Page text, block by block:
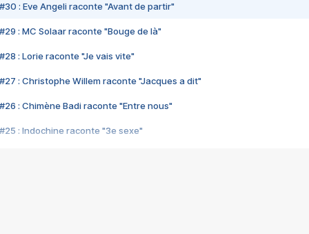
#30 : Eve Angeli raconte "Avant de partir"
#29 : MC Solaar raconte "Bouge de là"
#28 : Lorie raconte "Je vais vite"
#27 : Christophe Willem raconte "Jacques a dit"
#26 : Chimène Badi raconte "Entre nous"
#25 : Indochine raconte "3e sexe"